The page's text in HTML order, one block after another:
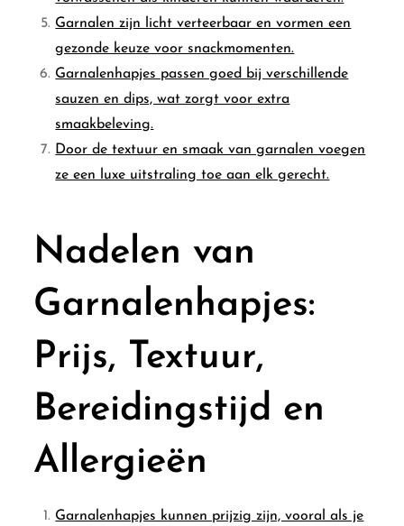
Garnalen zijn licht verteerbaar en vormen een
gezonde keuze voor snackmomenten.
Garnalenhapjes passen goed bij verschillende
sauzen en dips, wat zorgt voor extra
smaakbeleving.
Door de textuur en smaak van garnalen voegen
ze een luxe uitstraling toe aan elk gerecht.
Nadelen van
Garnalenhapjes:
Prijs, Textuur,
Bereidingstijd en
Allergieën
Garnalenhapjes kunnen prijzig zijn, vooral als je